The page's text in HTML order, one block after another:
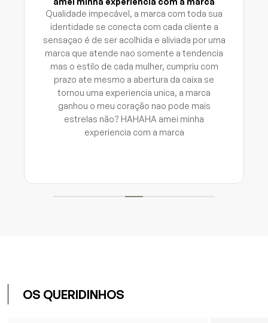
Qualidade impecável, a marca com toda sua
identidade se conecta com cada cliente a
sensaçao é de ser acolhida e aliviada por uma
marca que atende nao somente a tendencia
mas o estilo de cada mulher, cumpriu com
prazo ate mesmo a abertura da caixa se
tornou uma experiencia unica, a marca
ganhou o meu coração nao pode mais
estrelas não? HAHAHA amei minha
experiencia com a marca
OS QUERIDINHOS